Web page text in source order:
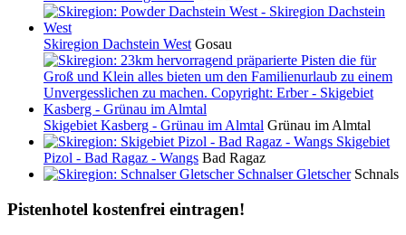
Skiregion Dachstein West Gosau
Skigebiet Kasberg - Grünau im Almtal Grünau im Almtal
Skigebiet
Pizol - Bad Ragaz - Wangs Bad Ragaz
Schnalser Gletscher Schnals
Pistenhotel kostenfrei eintragen!